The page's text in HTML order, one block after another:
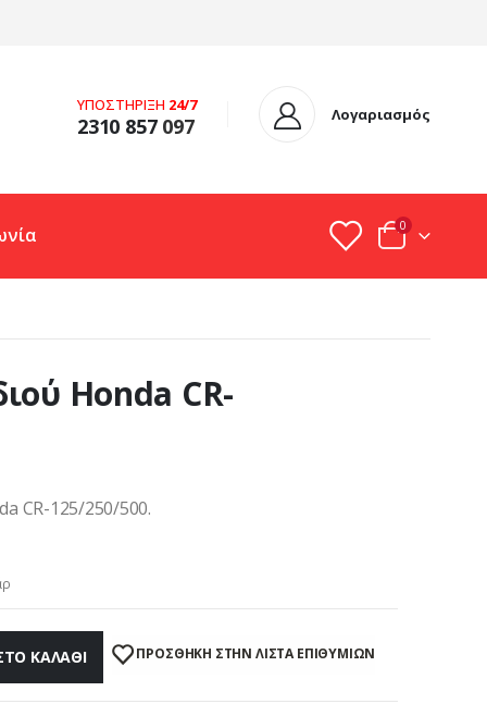
ΥΠΟΣΤΗΡΙΞΗ 24/7
2310 857097 Λογαριασμός
0
Honda CR-
CR-125/250/500.
ΚΑΛΆΘΙ ΠΡΌΣΘΉΚΗ ΣΤΗΝ ΛΊΣΤΑ ΕΠΙΘΥΜΙΏΝ